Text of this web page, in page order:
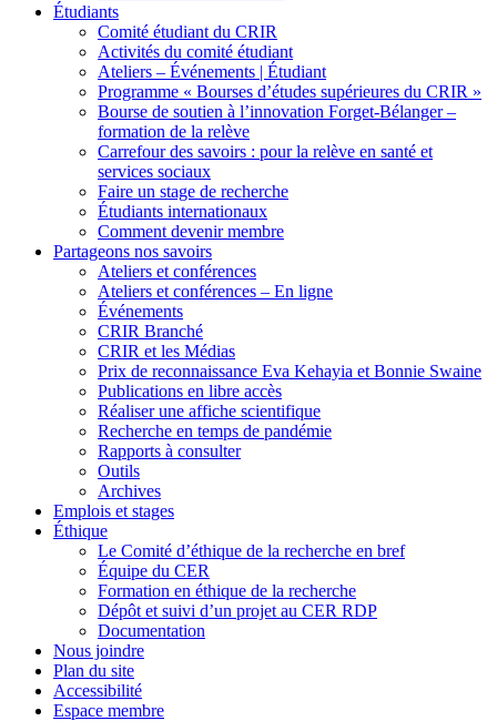
Étudiants
Comité étudiant du CRIR
Activités du comité étudiant
Ateliers – Événements | Étudiant
Programme « Bourses d’études supérieures du CRIR »
Bourse de soutien à l’innovation Forget-Bélanger –
formation de la relève
Carrefour des savoirs : pour la relève en santé et
services sociaux
Faire un stage de recherche
Étudiants internationaux
Comment devenir membre
Partageons nos savoirs
Ateliers et conférences
Ateliers et conférences – En ligne
Événements
CRIR Branché
CRIR et les Médias
Prix de reconnaissance Eva Kehayia et Bonnie Swaine
Publications en libre accès
Réaliser une affiche scientifique
Recherche en temps de pandémie
Rapports à consulter
Outils
Archives
Emplois et stages
Éthique
Le Comité d’éthique de la recherche en bref
Équipe du CER
Formation en éthique de la recherche
Dépôt et suivi d’un projet au CER RDP
Documentation
Nous joindre
Plan du site
Accessibilité
Espace membre